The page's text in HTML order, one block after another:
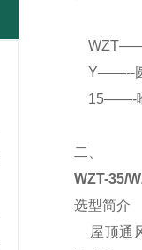
WZT——
Y——--
15——-
二、
WZT-35/
选型简介
屋顶通